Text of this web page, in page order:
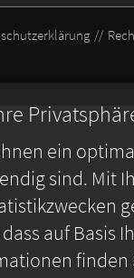
ein
sind. Mit
auf Basis
finden